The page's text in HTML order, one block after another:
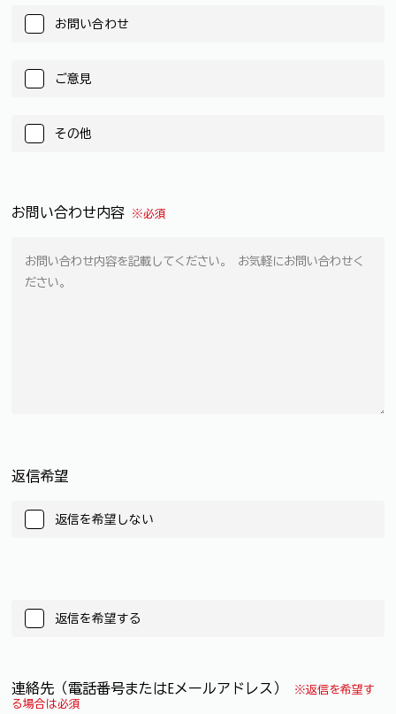
お問い合わせ
ご意見
その他
お問い合わせ内容 ※必須
返信希望
返信を希望しない
返信を希望する
連絡先（電話番号またはEメールアドレス）
※返信を希望す
る場合は必須